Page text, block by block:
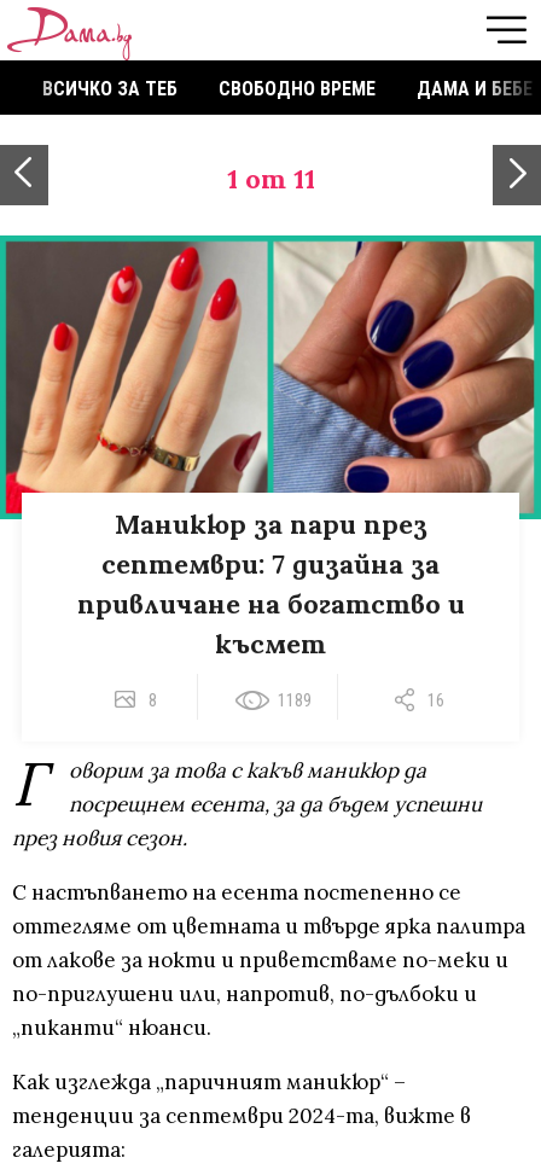
ВСИЧКО ЗА ТЕБ СВОБОДНО ВРЕМЕ ДАМА И БЕБЕ
1 от 11
Маникюр за пари през
септември: 7 дизайна за
привличане на богатство и
късмет
8 1189 16
Г
оворим за това с какъв маникюр да
посрещнем есента, за да бъдем успешни
през новия сезон.
С настъпването на есента постепенно се
оттегляме от цветната и твърде ярка палитра
от лакове за нокти и приветстваме по-меки и
по-приглушени или, напротив, по-дълбоки и
„пиканти“ нюанси.
Как изглежда „паричният маникюр“ –
тенденции за септември 2024-та, вижте в
галерията: